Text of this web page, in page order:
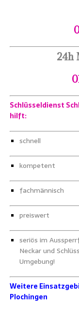
24h
Schlüsseldienst
hilft:
schnell
kompetent
fachmännisch
preiswert
seriös im
Neckar und
Umgebung!
Weitere
Plochingen